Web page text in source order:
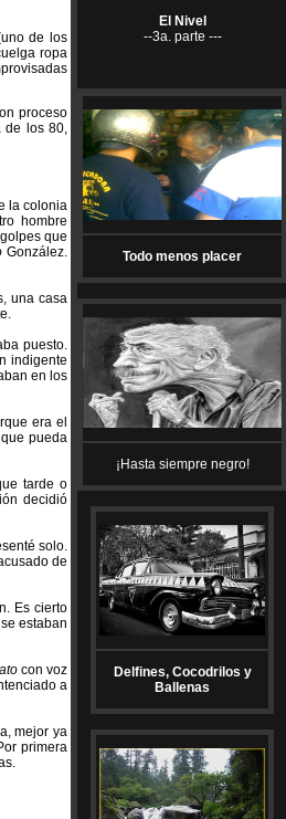
de los
ropa
proceso
de los 80,
la colonia
hombre
que
González.
una casa
puesto.
indigente
en los
era el
pueda
tarde o
decidió
solo.
de
Es cierto
estaban
con voz
a
mejor ya
primera
El Nivel
--3a. parte ---
Todo menos placer
¡Hasta siempre negro!
Delfines, Cocodrilos y
Ballenas